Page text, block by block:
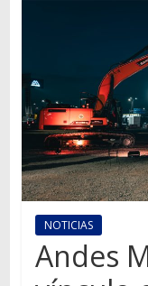
información
del
mundo
del
transporte
NOTICIAS
Andes